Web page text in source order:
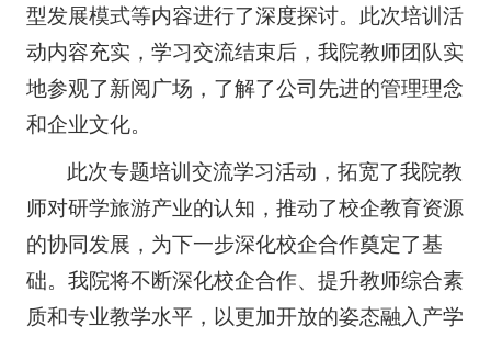
型发展模式等内容进行了深度探讨。此次培训活
动内容充实，学习交流结束后，我院教师团队实
地参观了新阅广场，了解了公司先进的管理理念
和企业文化。
此次专题培训交流学习活动，拓宽了我院教
师对研学旅游产业的认知，推动了校企教育资源
的协同发展，为下一步深化校企合作奠定了基
础。我院将不断深化校企合作、提升教师综合素
质和专业教学水平，以更加开放的姿态融入产学